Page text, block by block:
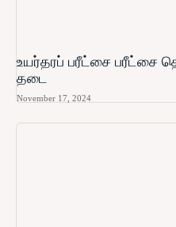
உயர்தரப் பரீட்சை பரீட்சை
தடை
November 17, 2024